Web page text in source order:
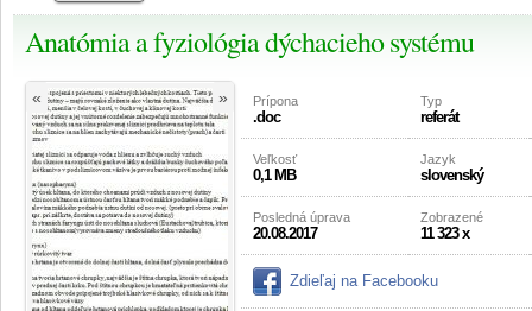
Anatómia a fyziológia dýchacieho systému
« » Prípona
.doc
Typ
referát
Veľkosť
0,1 MB
Jazyk
slovenský
Posledná úprava
20.08.2017
Zobrazené
11 323 x
Zdieľaj na Facebooku